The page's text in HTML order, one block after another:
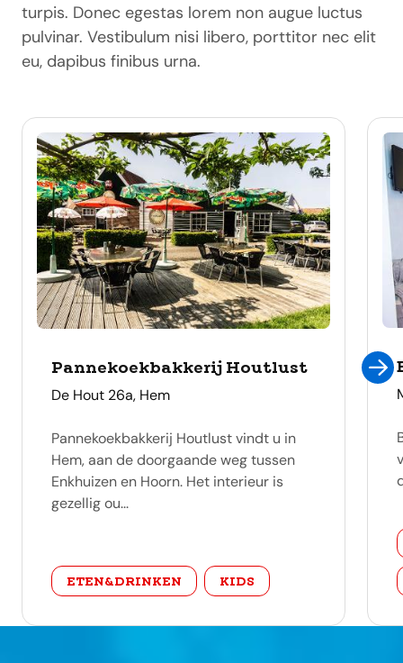
turpis. Donec egestas lorem non augue luctus
pulvinar. Vestibulum nisi libero, porttitor nec elit
eu, dapibus finibus urna.
Pannekoekbakkerij Houtlust
adres
De Hout 26a, Hem
Pannekoekbakkerij Houtlust vindt u in
Hem, aan de doorgaande weg tussen
Enkhuizen en Hoorn. Het interieur is
gezellig ou...
categorie
ETEN&DRINKEN KIDS